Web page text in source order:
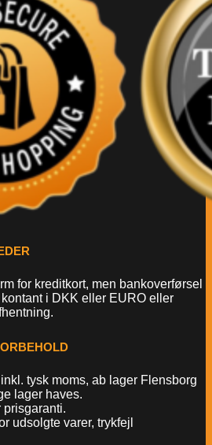
for kreditkort, men bankoverførsel
i DKK eller EURO eller
tysk moms, ab lager Flensborg
lager haves.
prisgaranti.
udsolgte varer, trykfejl